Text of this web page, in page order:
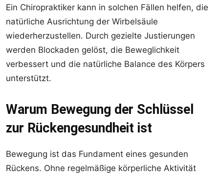
Ein Chiropraktiker kann in solchen Fällen helfen, die
natürliche Ausrichtung der Wirbelsäule
wiederherzustellen. Durch gezielte Justierungen
werden Blockaden gelöst, die Beweglichkeit
verbessert und die natürliche Balance des Körpers
unterstützt.
Warum Bewegung der Schlüssel
zur Rückengesundheit ist
Bewegung ist das Fundament eines gesunden
Rückens. Ohne regelmäßige körperliche Aktivität